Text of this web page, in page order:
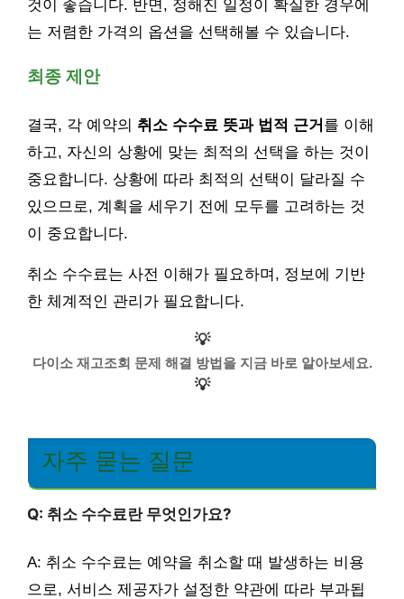
것이 좋습니다. 반면, 정해진 일정이 확실한 경우에
는 저렴한 가격의 옵션을 선택해볼 수 있습니다.
최종 제안
결국, 각 예약의 취소 수수료 뜻과 법적 근거 를 이해
하고, 자신의 상황에 맞는 최적의 선택을 하는 것이
중요합니다. 상황에 따라 최적의 선택이 달라질 수
있으므로, 계획을 세우기 전에 모두를 고려하는 것
이 중요합니다.
취소 수수료는 사전 이해가 필요하며, 정보에 기반
한 체계적인 관리가 필요합니다.
💡
다이소 재고조회 문제 해결 방법을 지금 바로 알아보세요.
💡
자주 묻는 질문
Q: 취소 수수료란 무엇인가요?
A: 취소 수수료는 예약을 취소할 때 발생하는 비용
으로, 서비스 제공자가 설정한 약관에 따라 부과됩